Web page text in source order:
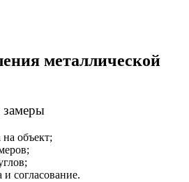
металлической
замеры
объект;
и согласование.